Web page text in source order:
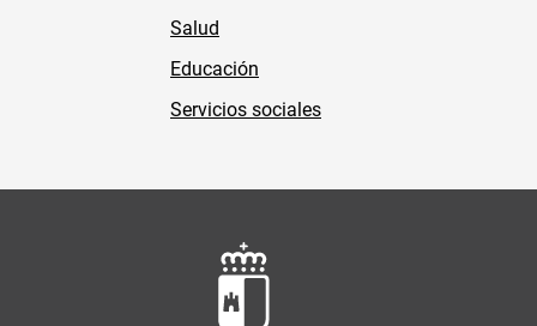
Salud
Educación
Servicios sociales